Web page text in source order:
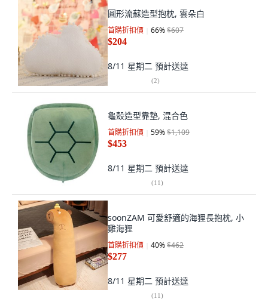
圓形流蘇造型抱枕, 雲朵白
首購折扣價 66%$607
$204
8/11 星期二 預計送達
(2)
龜殼造型靠墊, 混合色
首購折扣價 59%$1,109
$453
8/11 星期二 預計送達
(11)
soonZAM 可愛舒適的海狸長抱枕, 小
雞海狸
首購折扣價 40%$462
$277
8/11 星期二 預計送達
(11)